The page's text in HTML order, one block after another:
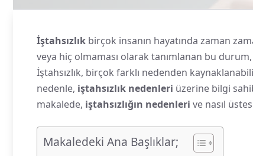
İştahsızlık birçok insanın hayatında zaman
veya hiç olmaması olarak tanımlanan bu
İştahsızlık, birçok farklı nedenden
nedenle, iştahsızlık nedenleri üzerine bilgi
makalede, iştahsızlığın nedenleri ve nasıl
Makaledeki Ana Başlıklar;